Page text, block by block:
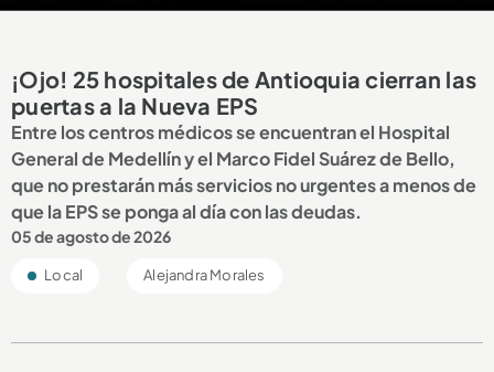
¡Ojo! 25 hospitales de Antioquia cierran las
puertas a la Nueva EPS
Entre los centros médicos se encuentran el Hospital
General de Medellín y el Marco Fidel Suárez de Bello,
que no prestarán más servicios no urgentes a menos de
que la EPS se ponga al día con las deudas.
05 de agosto de 2026
Local Alejandra Morales